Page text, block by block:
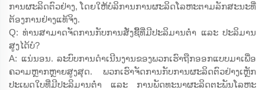
ການຜະລິດຕົວຢ່າງ, ໂດຍໃຫ້ບໍລິການການຜະລິດໂລຫະຕາມລັກສະນະທີ່
ຕ້ອງການຢ່າງແທ້ຈິງ.
Q: ທ່ານສາມາດຈັດການກັບການສັ່ງຊື້ທີ່ມີປະລິມານຕ່ຳ ແລະ ປະລິມານ
ສູງໄດ້ບໍ?
A: ແນ່ນອນ. ລະບົບການດຳເນີນງານຂອງພວກເຮົາຖືກອອກແບບມາເພື່ອ
ຄວາມຫຼາກຫຼາຍສູງສຸດ. ພວກເຮົາຈັດການກັບການຜະລິດຕົວຢ່າງເຫຼັກ
ປະເພດໃບທີ່ມີປະລິມານຕ່ຳ ແລະ ການພັດທະນາຜະລິດຕະພັນໂລຫະ